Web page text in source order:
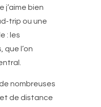
j’aime bien
trip ou une
: les
l’on
nombreuses
de distance